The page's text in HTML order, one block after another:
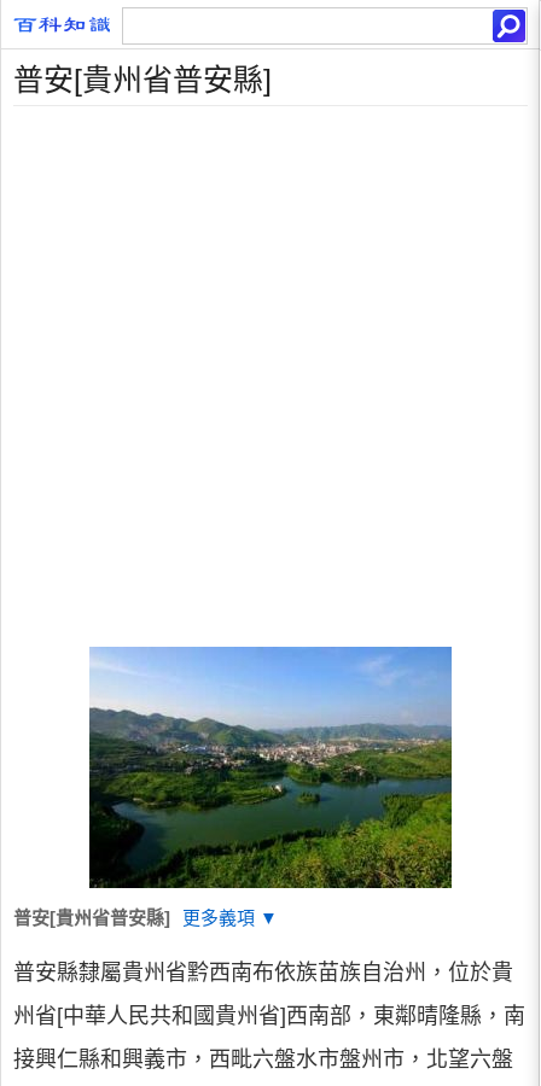
普安[貴州省普安縣]
普安[貴州省普安縣] 更多義項 ▼
普安縣隸屬貴州省黔西南布依族苗族自治州，位於貴
州省[中華人民共和國貴州省]西南部，東鄰晴隆縣，南
接興仁縣和興義市，西毗六盤水市盤州市，北望六盤